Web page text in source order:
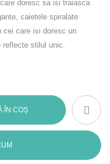
doresc sa isi traiasca
caietele spiralate
cei care isi doresc un
stilul unic.
ÎN COȘ